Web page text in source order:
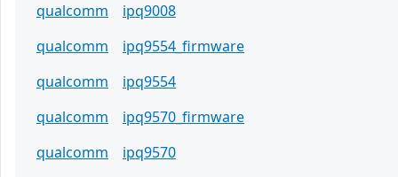
qualcomm
ipq9008
qualcomm
ipq9554_firmware
qualcomm
ipq9554
qualcomm
ipq9570_firmware
qualcomm
ipq9570